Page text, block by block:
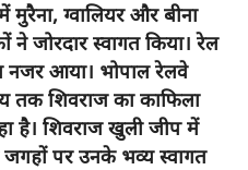
मुरैना, ग्वालियर और बीना
ने जोरदार स्वागत किया। रेल
आया। भोपाल रेलवे
तक शिवराज का काफिला
है। शिवराज खुली जीप में
पर उनके भव्य स्वागत